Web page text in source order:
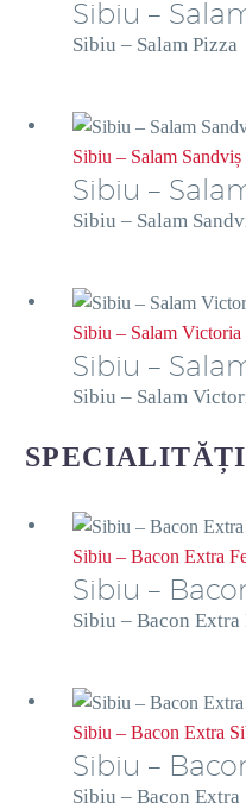
Sibiu –
Sibiu – Salam Pizza
Sibiu – Salam Sandviș
Sibiu –
Sibiu – Salam
Sibiu – Salam Victoria
Sibiu –
Sibiu – Salam
SPECIALITĂȚI
Sibiu – Bacon Extra
Sibiu –
Sibiu – Bacon Extra
Sibiu – Bacon Extra
Sibiu –
Sibiu – Bacon Extra